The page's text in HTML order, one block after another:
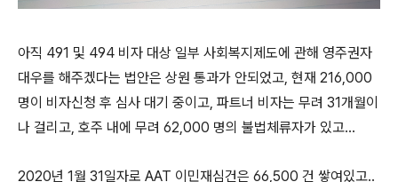
아직 491 및 494 비자 대상 일부 사회복지제도에 관해 영주권자
대우를 해주겠다는 법안은 상원 통과가 안되었고, 현재 216,000
명이 비자신청 후 심사 대기 중이고, 파트너 비자는 무려 31개월이
나 걸리고, 호주 내에 무려 62,000 명의 불법체류자가 있고...
2020년 1월 31일자로 AAT 이민재심건은 66,500 건 쌓여있고..